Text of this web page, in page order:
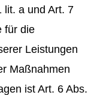
lit. a und Art. 7
für die
Leistungen
Maßnahmen
ist Art. 6 Abs.